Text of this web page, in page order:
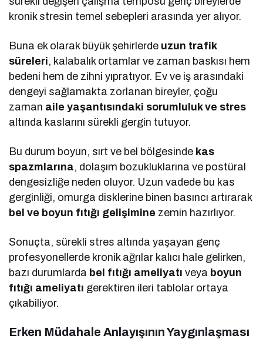
kronik stresin temel sebepleri arasında yer alıyor.
Buna ek olarak büyük şehirlerde uzun trafik
süreleri, kalabalık ortamlar ve zaman baskısı hem
bedeni hem de zihni yıpratıyor. Ev ve iş arasındaki
dengeyi sağlamakta zorlanan bireyler, çoğu
zaman aile yaşantısındaki sorumluluk ve stres
altında kaslarını sürekli gergin tutuyor.
Bu durum boyun, sırt ve bel bölgesinde kas
spazmlarına, dolaşım bozukluklarına ve postüral
dengesizliğe neden oluyor. Uzun vadede bu kas
gerginliği, omurga disklerine binen basıncı artırarak
bel ve boyun fıtığı gelişimine zemin hazırlıyor.
Sonuçta, sürekli stres altında yaşayan genç
profesyonellerde kronik ağrılar kalıcı hale gelirken,
bazı durumlarda bel fıtığı ameliyatı veya boyun
fıtığı ameliyatı gerektiren ileri tablolar ortaya
çıkabiliyor.
Erken Müdahale Anlayışının Yaygınlaşması